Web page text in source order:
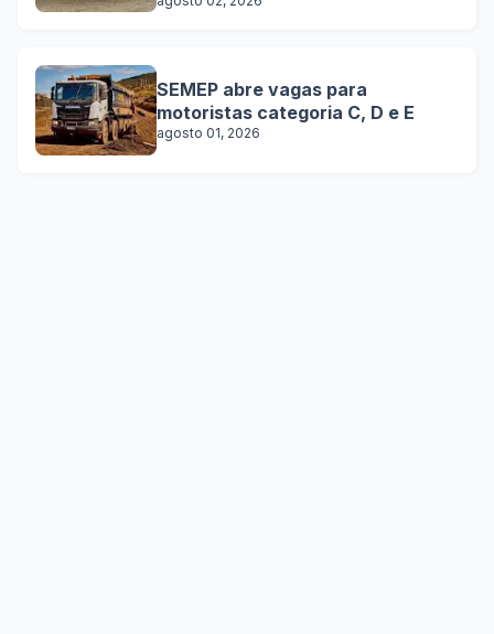
SEMEP abre vagas para
motoristas categoria C, D e E
agosto 01, 2026